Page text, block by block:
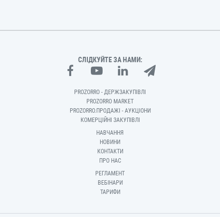
СЛІДКУЙТЕ ЗА НАМИ:
PROZORRO - ДЕРЖЗАКУПІВЛІ
PROZORRO MARKET
PROZORRO.ПРОДАЖІ - АУКЦІОНИ
КОМЕРЦІЙНІ ЗАКУПІВЛІ
НАВЧАННЯ
НОВИНИ
КОНТАКТИ
ПРО НАС
РЕГЛАМЕНТ
ВЕБІНАРИ
ТАРИФИ